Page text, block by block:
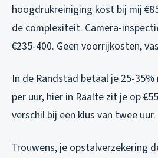
hoogdrukreiniging kost bij mij
de complexiteit. Camera-
€235-400. Geen voorrijkosten,
In de Randstad betaal je 25-
per uur, hier in Raalte zit je op
verschil bij een klus van twee uur.
Trouwens, je opstalverzekering